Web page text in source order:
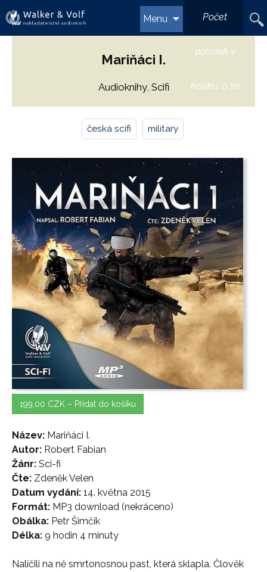
obsahu
Menu Počet
položek v
košíku: 0 ks
Mariňáci I.
Audioknihy, Scifi
česká scifi military
199,00 CZK – Přidat do košíku
Název: Mariňáci I.
Autor: Robert Fabian
Žánr: Sci-fi
Čte: Zdeněk Velen
Datum vydání: 14. května 2015
Formát: MP3 download (nekráceno)
Obálka: Petr Šimčík
Délka: 9 hodin 4 minuty
Nalíčili na ně smrtonosnou past, která sklapla. Člověk